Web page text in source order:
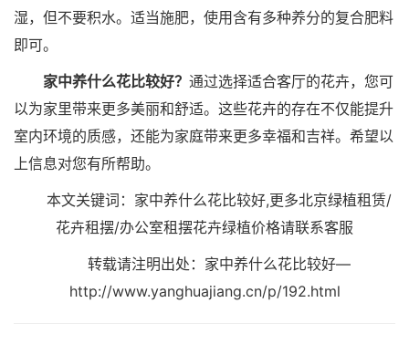
湿，但不要积水。适当施肥，使用含有多种养分的复合肥料
即可。
家中养什么花比较好？ 通过选择适合客厅的花卉，您可
以为家里带来更多美丽和舒适。这些花卉的存在不仅能提升
室内环境的质感，还能为家庭带来更多幸福和吉祥。希望以
上信息对您有所帮助。
本文关键词：家中养什么花比较好,更多北京绿植租赁/
花卉租摆/办公室租摆花卉绿植价格请联系客服
转载请注明出处：家中养什么花比较好—
http://www.yanghuajiang.cn/p/192.html